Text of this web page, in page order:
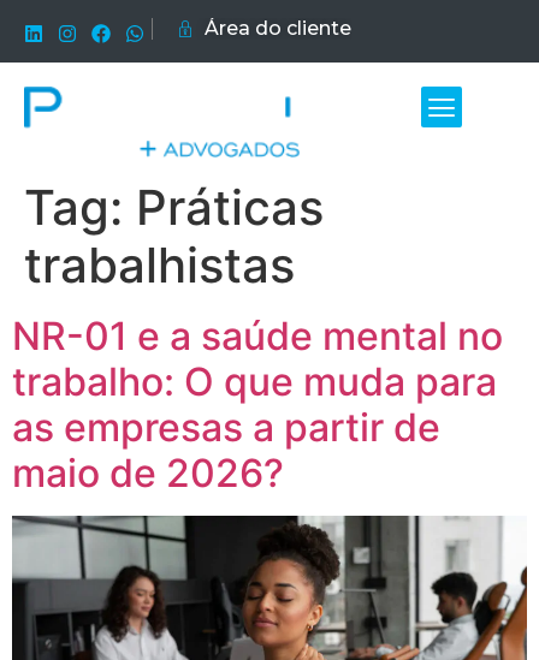
Área do cliente
Tag: Práticas
trabalhistas
NR-01 e a saúde mental no
trabalho: O que muda para
as empresas a partir de
maio de 2026?